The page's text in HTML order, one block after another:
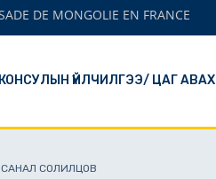
MONGOLIE EN FRANCE
КОНСУЛЫН ҮЙЛЧИЛГЭЭ/ ЦАГ АВАХ
СОЛИЛЦОВ